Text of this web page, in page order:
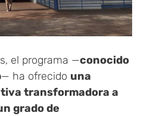
el programa —conocido
— ha ofrecido una
transformadora a
grado de